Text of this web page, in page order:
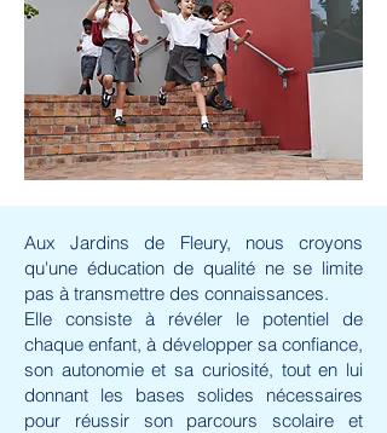
Aux Jardins de Fleury, nous croyons
qu'une éducation de qualité ne se limite
pas à transmettre des connaissances.
Elle consiste à révéler le potentiel de
chaque enfant, à développer sa confiance,
son autonomie et sa curiosité, tout en lui
donnant les bases solides nécessaires
pour réussir son parcours scolaire et